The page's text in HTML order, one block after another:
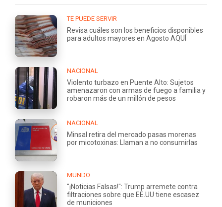
TE PUEDE SERVIR
Revisa cuáles son los beneficios disponibles
para adultos mayores en Agosto AQUÍ
NACIONAL
Violento turbazo en Puente Alto: Sujetos
amenazaron con armas de fuego a familia y
robaron más de un millón de pesos
NACIONAL
Minsal retira del mercado pasas morenas
por micotoxinas: Llaman a no consumirlas
MUNDO
"¡Noticias Falsas!": Trump arremete contra
filtraciones sobre que EE.UU tiene escasez
de municiones